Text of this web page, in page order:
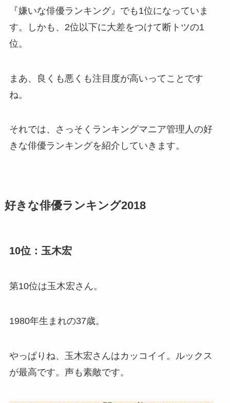
『嫌いな俳優ランキング』でも1位になっていま
す。しかも、2位以下に大差をつけて断トツの1
位。
まあ、良くも悪くも注目度が高いってことです
ね。
それでは、さっそくランキングマニア管理人の好
きな俳優ランキングを紹介していきます。
好きな俳優ランキング2018
10位：玉木宏
第10位は玉木宏さん。
1980年生まれの37歳。
やっぱりね、玉木宏さんはカッコイイ。ルックス
が最高です。声も素敵です。